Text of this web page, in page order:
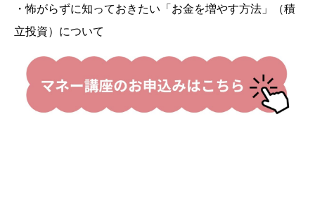
・怖がらずに知っておきたい「お金を増やす方法」（積
立投資）について